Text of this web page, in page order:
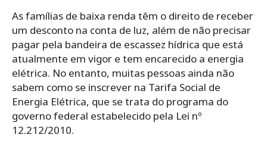
As famílias de baixa renda têm o direito de receber
um desconto na conta de luz, além de não precisar
pagar pela bandeira de escassez hídrica que está
atualmente em vigor e tem encarecido a energia
elétrica. No entanto, muitas pessoas ainda não
sabem como se inscrever na Tarifa Social de
Energia Elétrica, que se trata do programa do
governo federal estabelecido pela Lei nº
12.212/2010.